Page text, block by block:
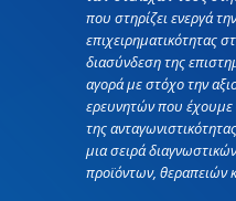
που στηρίζει ενεργά
επιχειρηματικότητας
διασύνδεση της
αγορά με στόχο την
ερευνητών που έχουμε
της
μια σειρά
προϊόντων, θεραπειών